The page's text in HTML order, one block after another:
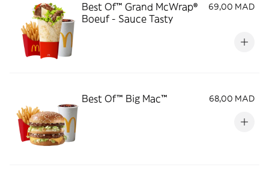
Best Of™️ Grand McWrap®
Boeuf - Sauce Tasty
69,00 MAD
Best Of™ Big Mac™ 68,00 MAD